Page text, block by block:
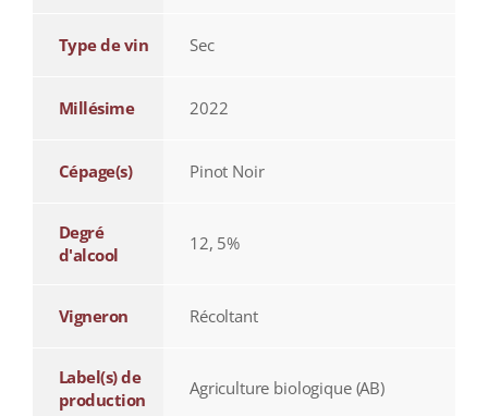
Type de vin Sec
Millésime 2022
Cépage(s) Pinot Noir
Degré
d'alcool
12, 5%
Vigneron Récoltant
Label(s) de
production
Agriculture biologique (AB)